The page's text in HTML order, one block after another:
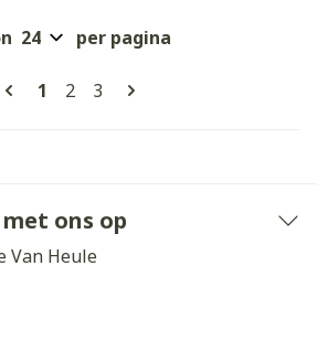
Pagina's
U lees momenteel pagina
1 Pagina
2 Pagina
3
per pagina
ons op
Van Heule